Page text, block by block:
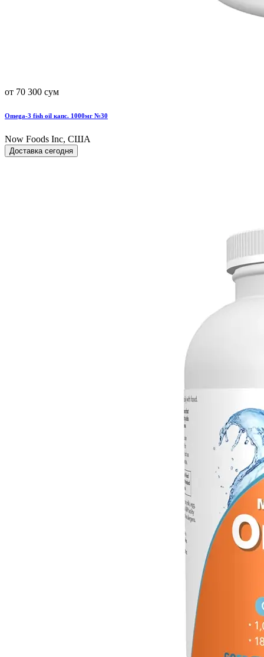
от 70 300 сум
Omega-3 fish oil капс. 1000мг №30
Now Foods Inc, США
Доставка сегодня